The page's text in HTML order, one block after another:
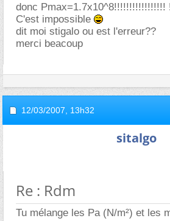
donc
C'est impossible
dit moi stigalo ou est l'erreur??
merci beacoup
12/03/2007, 13h32
sitalgo
Re : Rdm
Tu mélange les Pa (N/m²) et les